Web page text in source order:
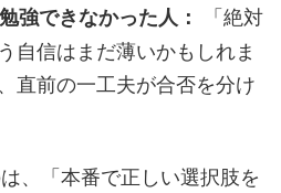
強できなかった人：
「絶対
自信はまだ薄いかもしれま
直前の一工夫が合否を分け
、「本番で正しい選択肢を